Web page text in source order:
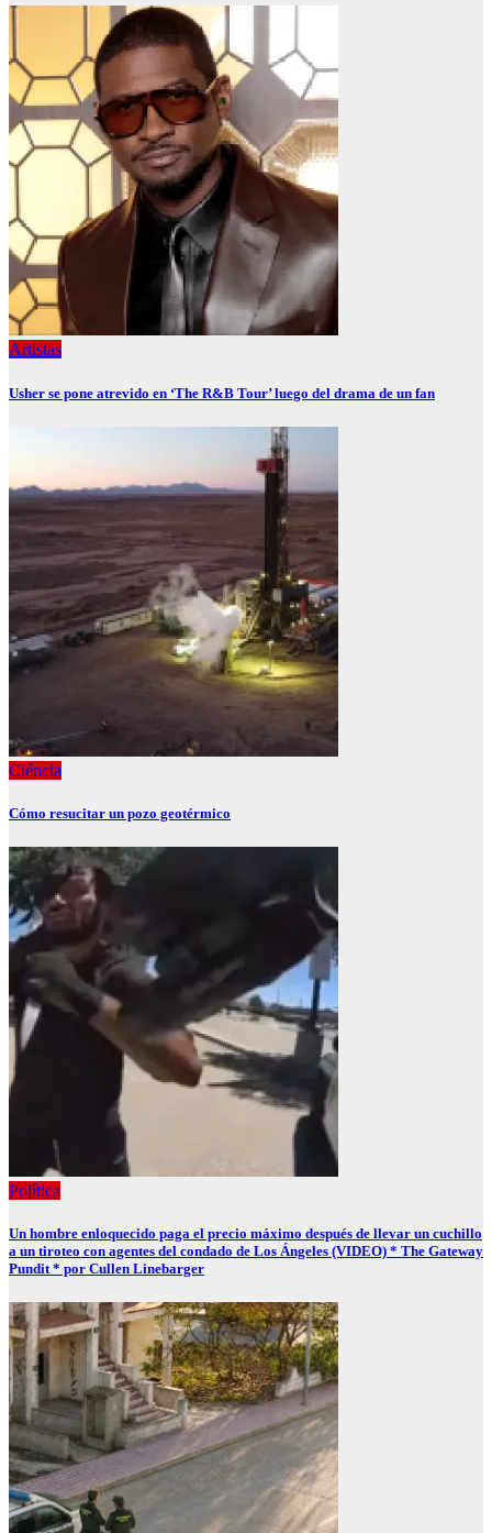
Artistas
Usher se pone atrevido en ‘The R&B Tour’ luego del drama de un fan
Ciéncia
Cómo resucitar un pozo geotérmico
Política
Un hombre enloquecido paga el precio máximo después de llevar un cuchillo
a un tiroteo con agentes del condado de Los Ángeles (VIDEO) * The Gateway
Pundit * por Cullen Linebarger